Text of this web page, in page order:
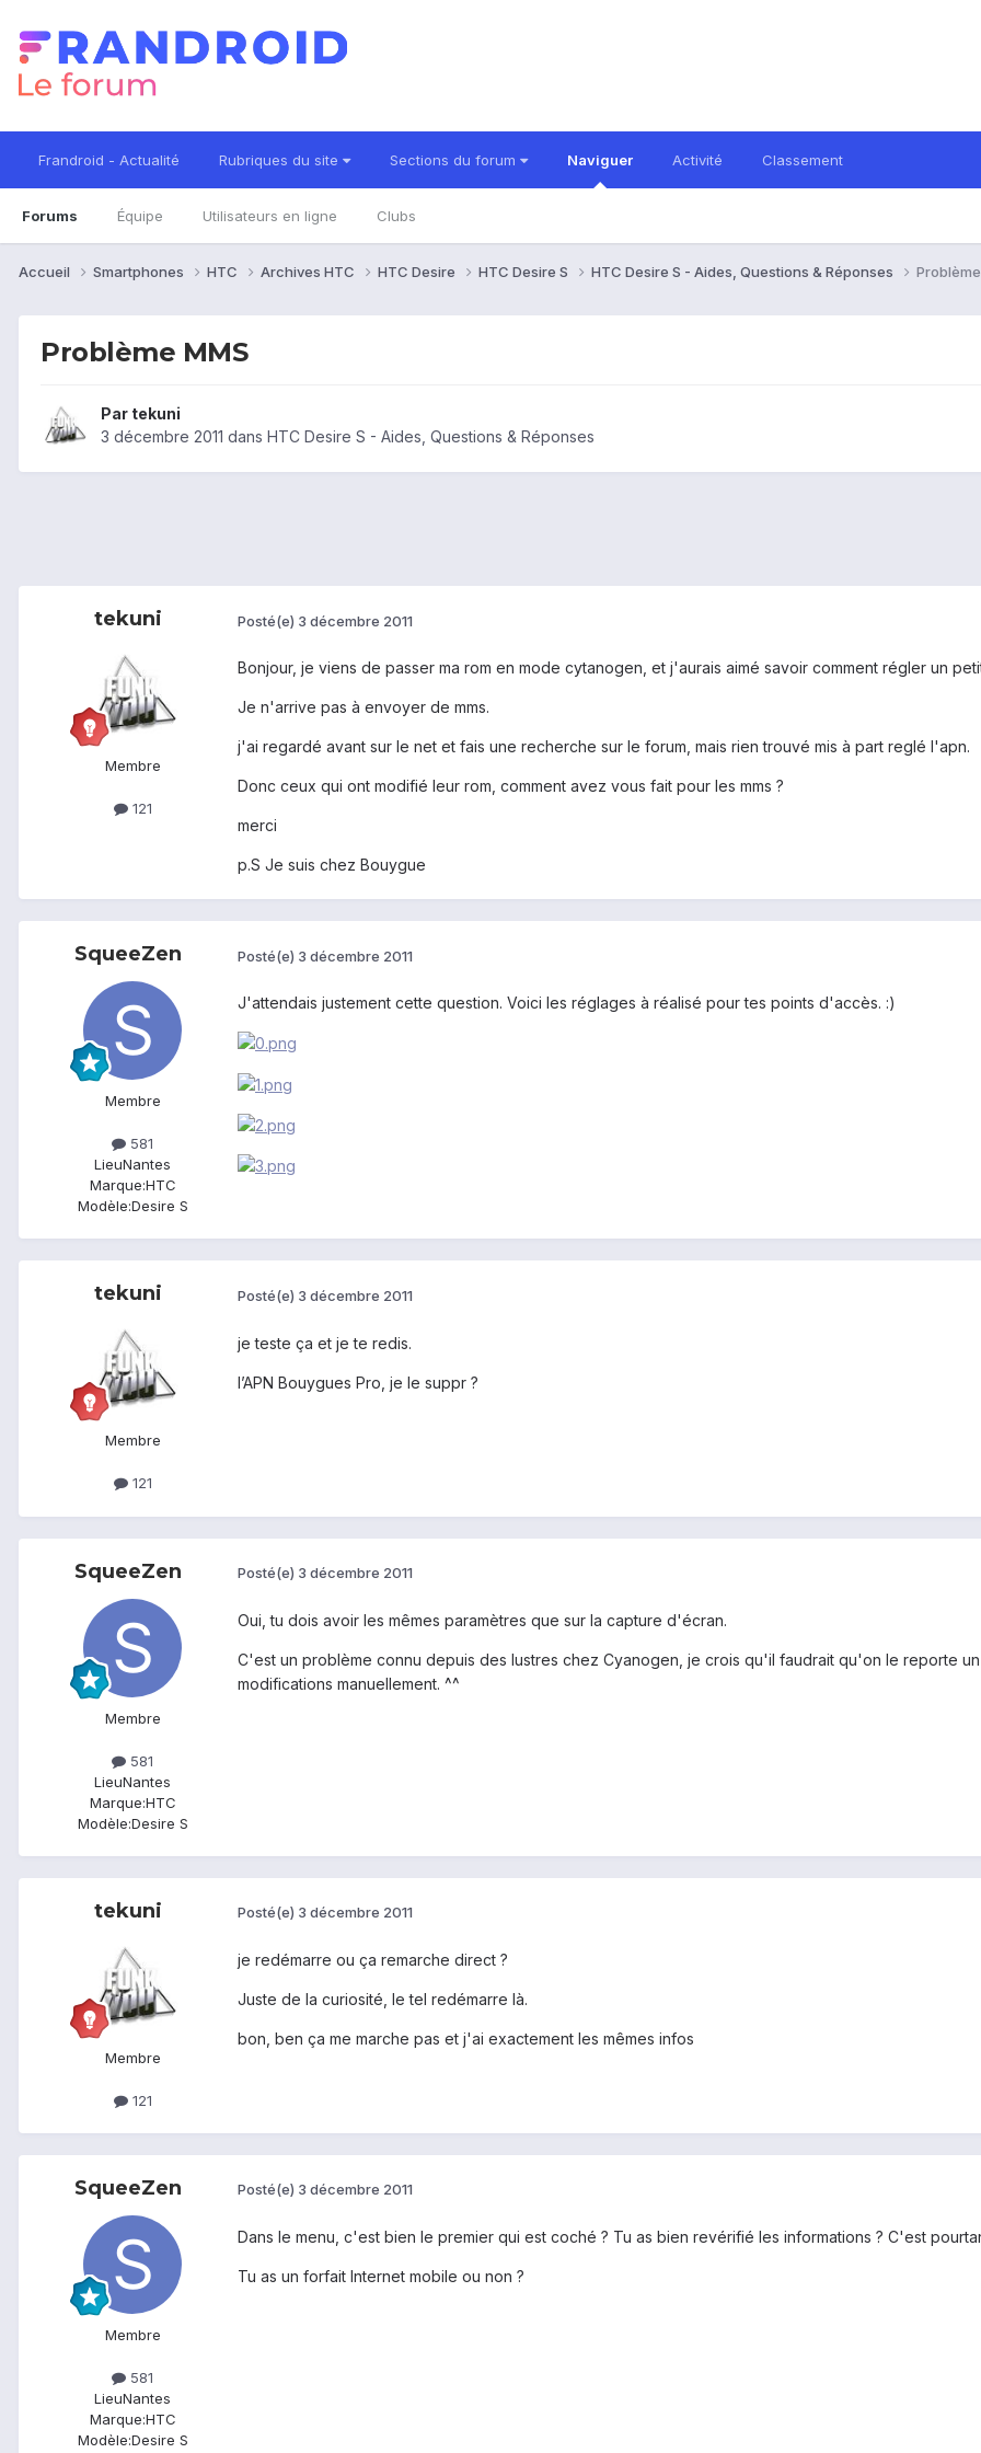
Frandroid - Actualité Rubriques du site Sections du forum Naviguer
Forums Équipe Utilisateurs en ligne Clubs
Activité Classement
Accueil Smartphones HTC Archives HTC HTC Desire HTC Desire S HTC Desire S - Aides, Questions & Réponses
Problème MMS
Par tekuni
3 décembre 2011 dans HTC Desire S - Aides, Questions & Réponses
tekuni
Membre
121
Posté(e) 3 décembre 2011
Bonjour, je viens de passer ma rom en mode cytanogen, et j'aurais aimé savoir comment régler un
Je n'arrive pas à envoyer de mms.
j'ai regardé avant sur le net et fais une recherche sur le forum, mais rien trouvé mis à part reglé l'apn.
Donc ceux qui ont modifié leur rom, comment avez vous fait pour les mms ?
merci
p.S Je suis chez Bouygue
SqueeZen
Membre
581
LieuNantes
Marque:HTC
Modèle:Desire S
Posté(e) 3 décembre 2011
J'attendais justement cette question. Voici les réglages à réalisé pour tes points d'accès. :)
tekuni
Membre
121
Posté(e) 3 décembre 2011
je teste ça et je te redis.
l’APN Bouygues Pro, je le suppr ?
SqueeZen
Membre
581
LieuNantes
Marque:HTC
Modèle:Desire S
Posté(e) 3 décembre 2011
Oui, tu dois avoir les mêmes paramètres que sur la capture d'écran.
C'est un problème connu depuis des lustres chez Cyanogen, je crois qu'il faudrait qu'on le reporte
modifications manuellement. ^^
tekuni
Membre
121
Posté(e) 3 décembre 2011
je redémarre ou ça remarche direct ?
Juste de la curiosité, le tel redémarre là.
bon, ben ça me marche pas et j'ai exactement les mêmes infos
SqueeZen
Membre
581
LieuNantes
Marque:HTC
Modèle:Desire S
Posté(e) 3 décembre 2011
Dans le menu, c'est bien le premier qui est coché ? Tu as bien revérifié les informations ? C'est
Tu as un forfait Internet mobile ou non ?